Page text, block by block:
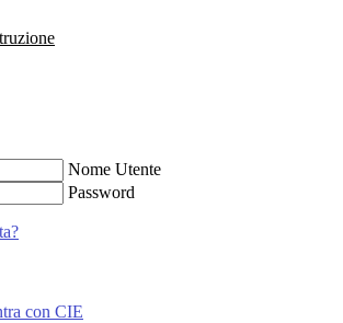
Nome Utente
Password
con CIE